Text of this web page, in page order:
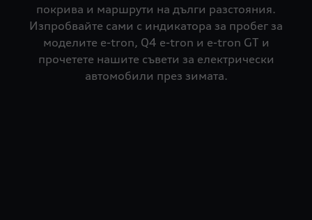
покрива и маршрути на дълги разстояния.
Изпробвайте сами с индикатора за пробег за
моделите e-tron, Q4 e-tron и e-tron GT и
прочетете нашите съвети за електрически
автомобили през зимата.